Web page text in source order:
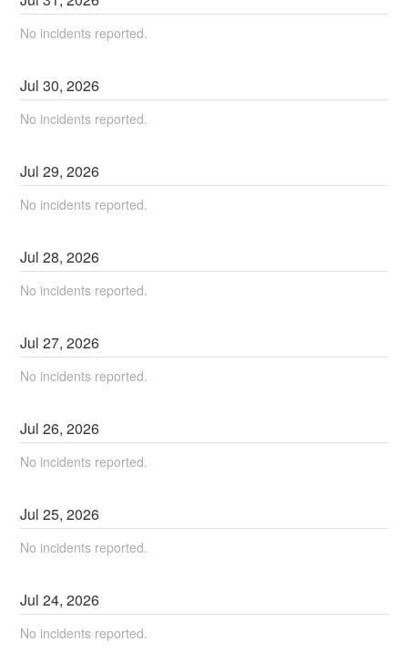
No incidents reported.
Jul30,2026
No incidents reported.
Jul29,2026
No incidents reported.
Jul28,2026
No incidents reported.
Jul27,2026
No incidents reported.
Jul26,2026
No incidents reported.
Jul25,2026
No incidents reported.
Jul24,2026
No incidents reported.